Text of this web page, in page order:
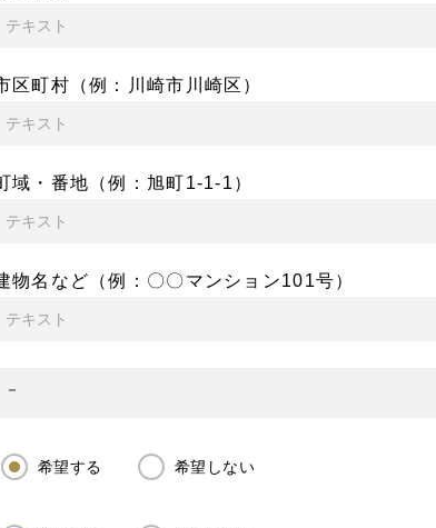
区町村（例：川崎市川崎区）
域・番地（例：旭町1-1-1）
物名など（例：〇〇マンション101号）
希望する 希望しない